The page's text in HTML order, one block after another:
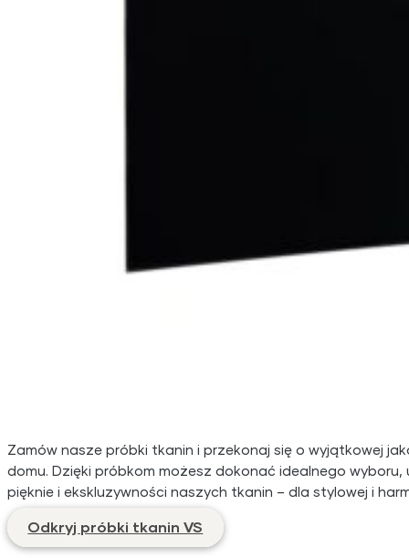
Zamów nasze próbki tkanin i przekonaj się o wyjątkowej
domu. Dzięki próbkom możesz dokonać idealnego
pięknie i ekskluzywności naszych tkanin – dla stylowej i
Odkryj próbki tkanin VS